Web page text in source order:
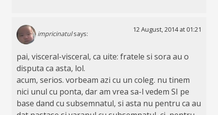
impricinatul says:
12 August, 2014 at 01:21
pai, visceral-visceral, ca uite: fratele si sora au o
disputa ca asta, lol.
acum, serios. vorbeam azi cu un coleg. nu tinem
nici unul cu ponta, dar am vrea sa-l vedem SI pe
base dand cu subsemnatul, si asta nu pentru ca au